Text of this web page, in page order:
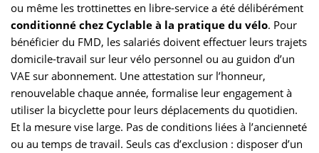
ou même les trottinettes en libre-service a été délibérément
conditionné chez Cyclable à la pratique du vélo. Pour
bénéficier du FMD, les salariés doivent effectuer leurs trajets
domicile-travail sur leur vélo personnel ou au guidon d’un
VAE sur abonnement. Une attestation sur l’honneur,
renouvelable chaque année, formalise leur engagement à
utiliser la bicyclette pour leurs déplacements du quotidien.
Et la mesure vise large. Pas de conditions liées à l’ancienneté
ou au temps de travail. Seuls cas d’exclusion : disposer d’un